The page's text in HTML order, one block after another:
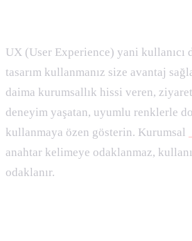
UX (User Experience) yani
tasarım kullanmanız size avantaj
daima kurumsallık hissi veren,
deneyim yaşatan, uyumlu renklerle
kullanmaya özen gösterin. Kurumsal
anahtar kelimeye odaklanmaz,
odaklanır.